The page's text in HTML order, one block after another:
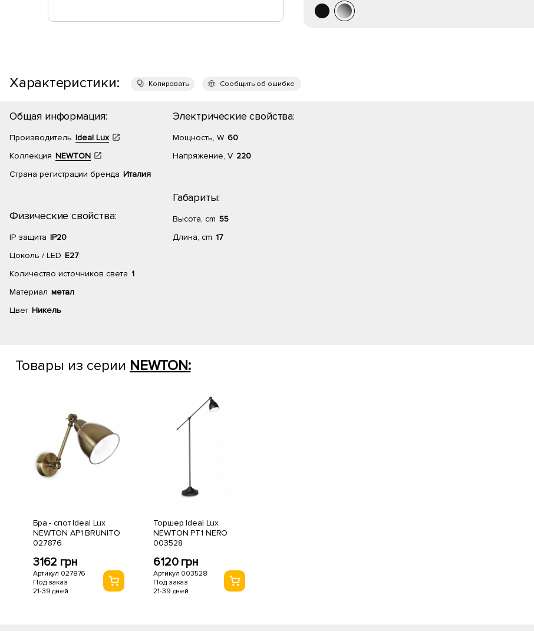
Характеристики: Копировать Сообщить об ошибке
Общая информация:
Производитель Ideal Lux
Коллекция NEWTON
Страна регистрации бренда Италия
Физические свойства:
IP защита IP20
Цоколь / LED E27
Количество источников света 1
Материал метал
Цвет Никель
Электрические свойства:
Мощность, W 60
Напряжение, V 220
Габариты:
Высота, cm 55
Длина, cm 17
Товары из серии NEWTON:
Бра - спот Ideal Lux
NEWTON AP1 BRUNITO
027876
3162 грн
Артикул 027876
Под заказ
21-39 дней
Торшер Ideal Lux
NEWTON PT1 NERO
003528
6120 грн
Артикул 003528
Под заказ
21-39 дней